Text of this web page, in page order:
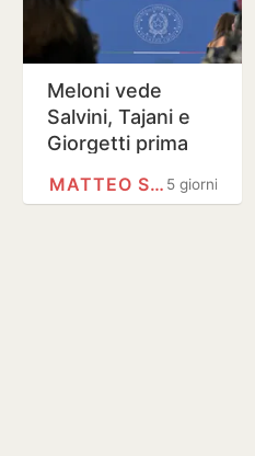
Meloni vede
Salvini, Tajani e
Giorgetti prima
5 giorni
MATTEO SALVINI